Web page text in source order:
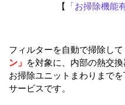
【 「お掃除機能
フィルターを自動で掃除して
ン」 を対象に、内部の熱交
お掃除ユニットまわりまで
サービスです。